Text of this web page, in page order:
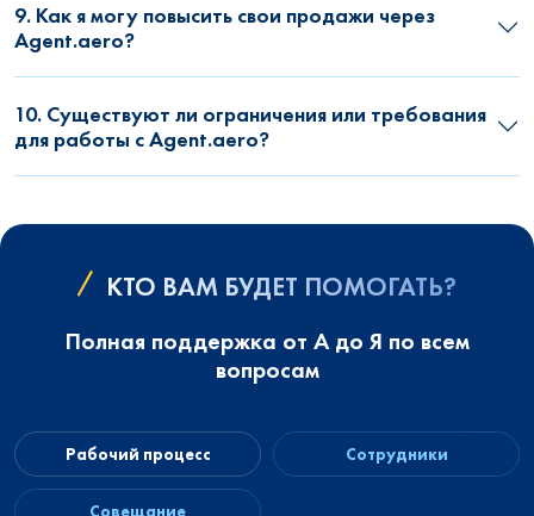
9. Как я могу повысить свои продажи через
Agent.aero?
10. Существуют ли ограничения или требования
для работы с Agent.aero?
КТО ВАМ БУДЕТ ПОМОГАТЬ?
Полная поддержка от А до Я по всем
вопросам
Рабочий процесс Сотрудники
Совещание